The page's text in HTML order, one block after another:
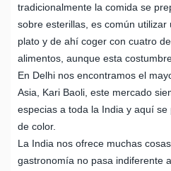
tradicionalmente la comida se
sobre esterillas, es común
plato y de ahí coger con cuatro
alimentos, aunque esta
En Delhi nos encontramos el
Asia, Kari Baoli, este mercado
especias a toda la India y aquí
de color.
La India nos ofrece muchas
gastronomía no pasa indiferente